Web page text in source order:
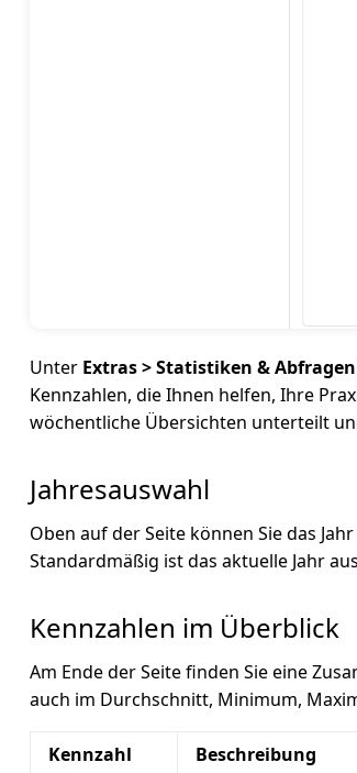
Unter Extras > Statistiken & Abfragen
Kennzahlen, die Ihnen helfen, Ihre
wöchentliche Übersichten unterteilt
Jahresauswahl
Oben auf der Seite können Sie das
Standardmäßig ist das aktuelle Jahr
Kennzahlen im Überblick
Am Ende der Seite finden Sie eine
auch im Durchschnitt, Minimum,
Kennzahl
Beschreibung